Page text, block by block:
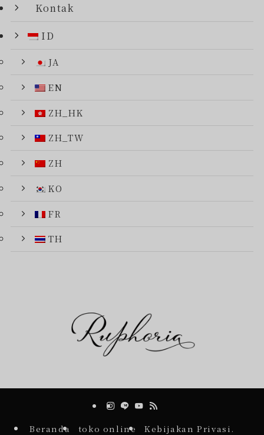
Kontak
ID
JA
EN
ZH_HK
ZH_TW
ZH
KO
FR
TH
Beranda toko online Kebijakan Privasi.